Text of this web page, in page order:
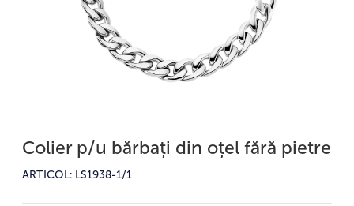
Colier p/u bărbați din oțel fără pietre
ARTICOL: LS1938-1/1